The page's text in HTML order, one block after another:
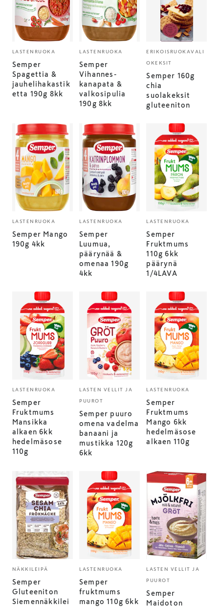
LASTENRUOKA
Semper
Spagettia &
jauhelihakastik
etta 190g 8kk
LASTENRUOKA
Semper
Vihannes-
kanapata &
valkosipulia
190g 8kk
ERIKOISRUOKAVALI
OKEKSIT
Semper 160g
chia
suolakeksit
gluteeniton
LASTENRUOKA
Semper Mango
190g 4kk
LASTENRUOKA
Semper
Luumua,
päärynää &
omenaa 190g
4kk
LASTENRUOKA
Semper
Fruktmums
110g 6kk
päärynä
1/4LAVA
LASTENRUOKA
Semper
Fruktmums
Mansikka
alkaen 6kk
hedelmäsose
110g
LASTEN VELLIT JA
PUUROT
Semper puuro
omena vadelma
banaani ja
mustikka 120g
6kk
LASTENRUOKA
Semper
Fruktmums
Mango 6kk
hedelmäsose
alkaen 110g
NÄKKILEIPÄ
Semper
Gluteeniton
Siemennäkkilei
LASTENRUOKA
Semper
fruktmums
mango 110g 6kk
LASTEN VELLIT JA
PUUROT
Semper
Maidoton